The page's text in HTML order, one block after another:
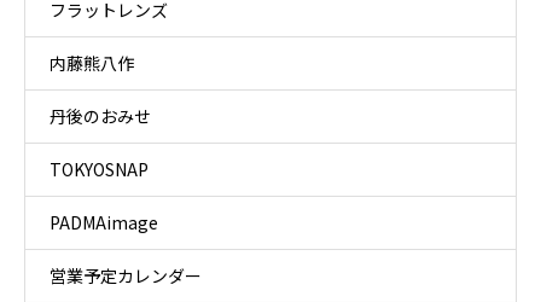
フラットレンズ
内藤熊八作
丹後のおみせ
TOKYOSNAP
PADMAimage
営業予定カレンダー